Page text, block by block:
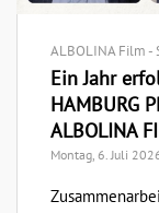
ALBOLINA Film -
Ein Jahr
HAMBURG
ALBOLINA
Montag, 6. Juli